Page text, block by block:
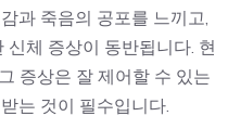
과 죽음의 공포를 느끼고,
신체 증상이 동반됩니다. 현
증상은 잘 제어할 수 있는
는 것이 필수입니다.